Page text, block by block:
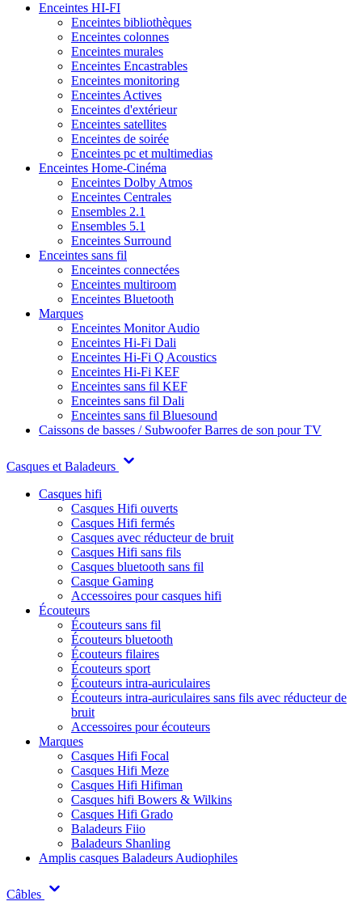
Enceintes HI-FI
Enceintes bibliothèques
Enceintes colonnes
Enceintes murales
Enceintes Encastrables
Enceintes monitoring
Enceintes Actives
Enceintes d'extérieur
Enceintes satellites
Enceintes de soirée
Enceintes pc et multimedias
Enceintes Home-Cinéma
Enceintes Dolby Atmos
Enceintes Centrales
Ensembles 2.1
Ensembles 5.1
Enceintes Surround
Enceintes sans fil
Enceintes connectées
Enceintes multiroom
Enceintes Bluetooth
Marques
Enceintes Monitor Audio
Enceintes Hi-Fi Dali
Enceintes Hi-Fi Q Acoustics
Enceintes Hi-Fi KEF
Enceintes sans fil KEF
Enceintes sans fil Dali
Enceintes sans fil Bluesound
Caissons de basses / SubwooferBarres de son pour TV
Casques et Baladeurs
Casques hifi
Casques Hifi ouverts
Casques Hifi fermés
Casques avec réducteur de bruit
Casques Hifi sans fils
Casques bluetooth sans fil
Casque Gaming
Accessoires pour casques hifi
Écouteurs
Écouteurs sans fil
Écouteurs bluetooth
Écouteurs filaires
Écouteurs sport
Écouteurs intra-auriculaires
Écouteurs intra-auriculaires sans fils avec réducteur de
bruit
Accessoires pour écouteurs
Marques
Casques Hifi Focal
Casques Hifi Meze
Casques Hifi Hifiman
Casques hifi Bowers & Wilkins
Casques Hifi Grado
Baladeurs Fiio
Baladeurs Shanling
Amplis casques Baladeurs Audiophiles
Câbles